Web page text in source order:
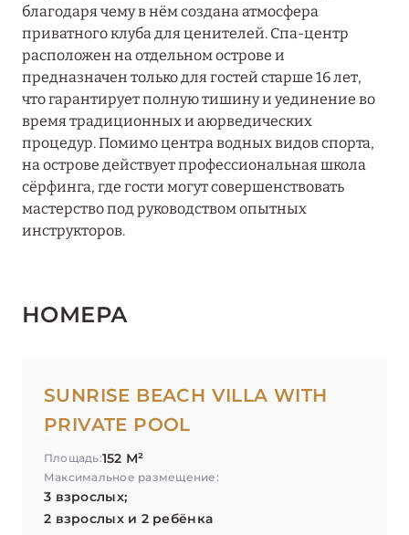
благодаря чему в нём создана атмосфера
приватного клуба для ценителей. Спа-центр
расположен на отдельном острове и
предназначен только для гостей старше 16 лет,
что гарантирует полную тишину и уединение во
время традиционных и аюрведических
процедур. Помимо центра водных видов спорта,
на острове действует профессиональная школа
сёрфинга, где гости могут совершенствовать
мастерство под руководством опытных
инструкторов.
НОМЕРА
SUNRISE BEACH VILLA WITH
PRIVATE POOL
Площадь:152 М²
Максимальное размещение:
3 взрослых;
2 взрослых и 2 ребёнка